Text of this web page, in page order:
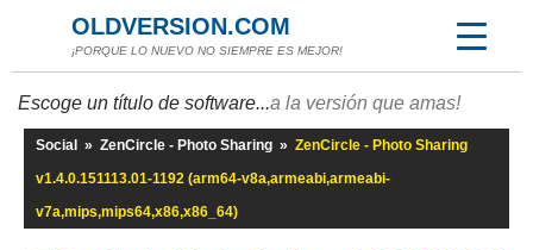
OLDVERSION.COM
¡PORQUE LO NUEVO NO SIEMPRE ES MEJOR!
Escoge un título de software...a la versión que amas!
Social » ZenCircle - Photo Sharing » ZenCircle - Photo Sharing
v1.4.0.151113.01-1192 (arm64-v8a,armeabi,armeabi-
v7a,mips,mips64,x86,x86_64)